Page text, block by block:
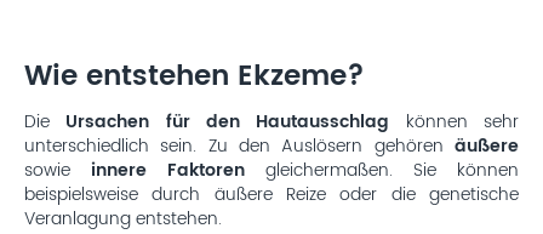
Wie entstehen Ekzeme?
Die Ursachen für den Hautausschlag können sehr
unterschiedlich sein. Zu den Auslösern gehören äußere
sowie innere Faktoren gleichermaßen. Sie können
beispielsweise durch äußere Reize oder die genetische
Veranlagung entstehen.